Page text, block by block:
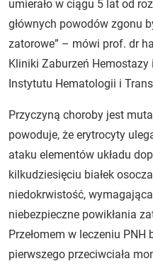
umierało w ciągu 5 lat od
głównych powodów zgonu
zatorowe” – mówi prof. dr
Kliniki Zaburzeń Hemostazy
Instytutu Hematologii i
Przyczyną choroby jest
powoduje, że erytrocyty
ataku elementów układu
kilkudziesięciu białek
niedokrwistość,
niebezpieczne powikłania
Przełomem w leczeniu PNH
pierwszego przeciwciała